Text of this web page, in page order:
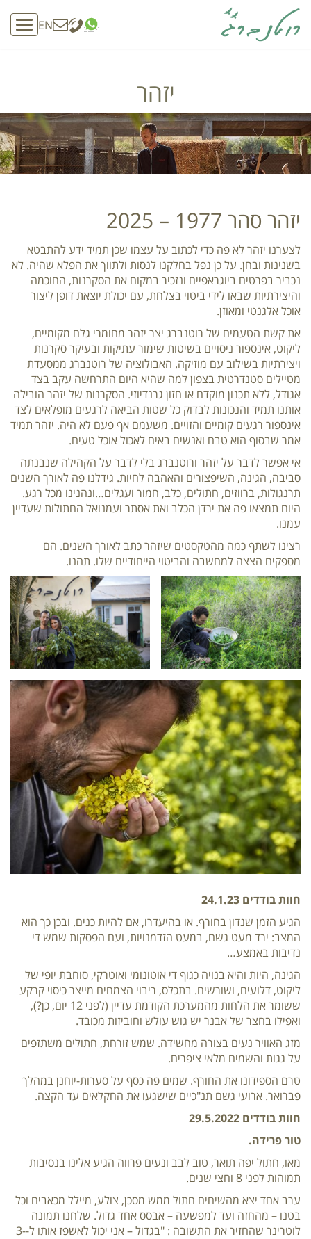
EN
יזהר
יזהר סהר 1977 – 2025
לצערנו יזהר לא פה כדי לכתוב על עצמו שכן תמיד ידע להתבטא
בשנינות ובחן. על כן נפל בחלקנו לנסות ולתווך את הפלא שהיה. לא
נכביר בפרטים ביוגראפיים ונזכיר במקום את הסקרנות, החוכמה
והיצירתיות שבאו לידי ביטוי בצלחת, עם יכולת יוצאת דופן ליצור
אוכל אלגנטי ומאוזן.
את קשת הטעמים של רוטנברג יצר יזהר מחומרי גלם מקומיים,
ליקוט, אינספור ניסויים בשיטות שימור עתיקות ובעיקר סקרנות
ויצירתיות בשילוב עם מוזיקה. האבולוציה של רוטנברג ממסעדת
מטיילים סטנדרטית בצפון למה שהיא היום התרחשה עקב בצד
אגודל, ללא תכנון מוקדם או חזון גרנדיוזי. הסקרנות של יזהר הובילה
אותנו תמיד והנכונות לבדוק כל שטות הביאה לרגעים מופלאים לצד
אינספור רגעים קומיים והזויים. משעמם אף פעם לא היה. יזהר תמיד
אמר שבסוף הוא טבח ואנשים באים לאכול אוכל טעים.
אי אפשר לדבר על יזהר ורוטנברג בלי לדבר על הקהילה שנבנתה
סביבה, הגינה, השיפצורים והאהבה לחיות. גידלנו פה לאורך השנים
תרנגולות, ברווזים, חתולים, כלב, חמור ועגלים…ונהנינו מכל רגע.
היום תמצאו פה את ירדן הכלב ואת אסתר ועמנואל החתולות שעדיין
עמנו.
רצינו לשתף כמה מהטקסטים שיזהר כתב לאורך השנים. הם
מספקים הצצה למחשבה והביטוי הייחודיים שלו. תהנו.
חוות בודדים 24.1.23
הגיע הזמן שנדון בחורף. או בהיעדרו, אם להיות כנים. ובכן כך הוא
המצב: ירד מעט גשם, במעט הזדמנויות, ועם הפסקות שמש די
נדיבות באמצע…
הגינה, היות והיא בנויה כגוף די אוטונומי ואוטרקי, סוחבת יופי של
ליקוט, דלועים, ושורשים. בתכלס, ריבוי הצמחים מייצר כיסוי קרקע
ששומר את הלחות מהמערכת הקודמת עדיין (לפני 12 יום, כן?),
ואפילו בחצר של אבנר יש גוש עולש וחוביזות מכובד.
מזג האוויר נעים בצורה מחשידה. שמש זורחת, חתולים משתזפים
על גגות והשמים מלאי ציפרים.
טרם הספידונו את החורף. שמים פה כסף על סערות-יוחנן במהלך
פברואר. ארועי גשם תנ"כיים שישגעו את החקלאים עד הקצה.
חוות בודדים 29.5.2022
טור פרידה.
מאו, חתול יפה תואר, טוב לבב ונעים פרווה הגיע אלינו בנסיבות
תמוהות לפני 8 וחצי שנים.
ערב אחד יצא מהשיחים חתול ממש מסכן, צולע, מיילל מכאבים וכל
בטנו – מהחזה ועד למפשעה – אבסס אחד גדול. שלחנו תמונה
לוטרינר שהחזיר את התשובה : "בגדול – אני יכול לאשפז אותו ל-3-